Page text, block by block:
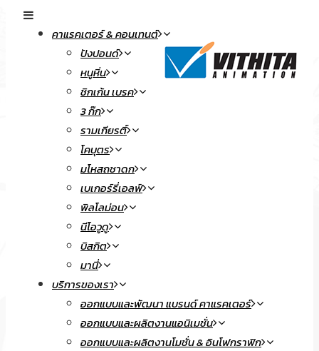
คาแรคเตอร์ & คอนเทนต์
ปังปอนด์
หนูหิ่น
ชิกเก้น เบรค
3 ก๊ก
รามเกียรติ์
โคบุตร
มโหสถชาดก
เบเกอร์รี่เอลฟ์
พิลโลม่อน
นีโอวูดู
บิสกิต
มานี่
บริการของเรา
ออกแบบและพัฒนา แบรนด์ คาแรคเตอร์
ออกแบบและผลิตงานแอนิเมชั่น
ออกแบบและผลิตงานโมชั่น & อินโฟกราฟิก